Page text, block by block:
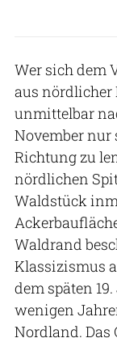
Wer sich dem
aus nördlicher
unmittelbar
November
Richtung zu
nördlichen
Waldstück
Waldrand
Klassizismus
dem späten
wenigen
Nordland. Das